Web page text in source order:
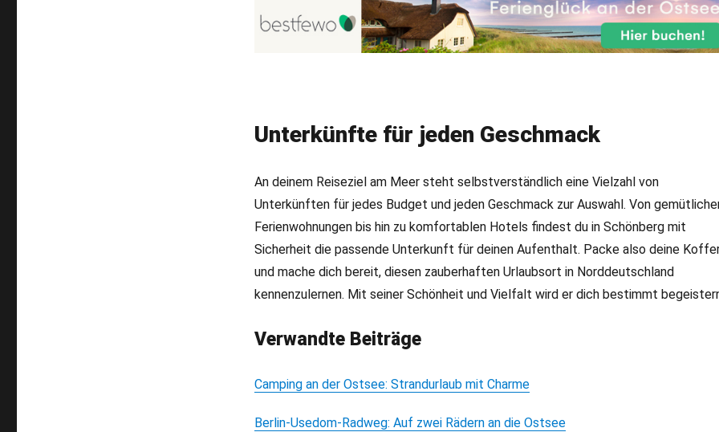
Unterkünfte für jeden Geschmack
An deinem Reiseziel am Meer steht selbstverständlich eine Vielzahl von
Unterkünften für jedes Budget und jeden Geschmack zur Auswahl. Von
Ferienwohnungen bis hin zu komfortablen Hotels findest du in Schönberg mit
Sicherheit die passende Unterkunft für deinen Aufenthalt. Packe also deine
und mache dich bereit, diesen zauberhaften Urlaubsort in Norddeutschland
kennenzulernen. Mit seiner Schönheit und Vielfalt wird er dich bestimmt
Verwandte Beiträge
Camping an der Ostsee: Strandurlaub mit Charme
Berlin-Usedom-Radweg: Auf zwei Rädern an die Ostsee